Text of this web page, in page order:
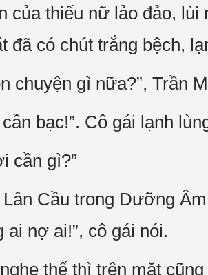
của thiếu nữ lảo đảo,
đã có chút trắng bệch,
chuyện gì nữa?”, Trần
cần bạc!”. Cô gái lạnh
cần gì?”
Lân Cầu trong Dưỡng
ai nợ ai!”, cô gái nói.
thế thì trên mặt